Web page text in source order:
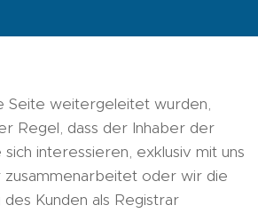
Seite weitergeleitet wurden,
Regel, dass der Inhaber der
interessieren, exklusiv mit uns
zusammenarbeitet oder wir die
Kunden als Registrar